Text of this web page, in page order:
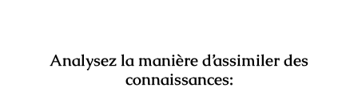
Analysez la manière d’assimiler des
connaissances: